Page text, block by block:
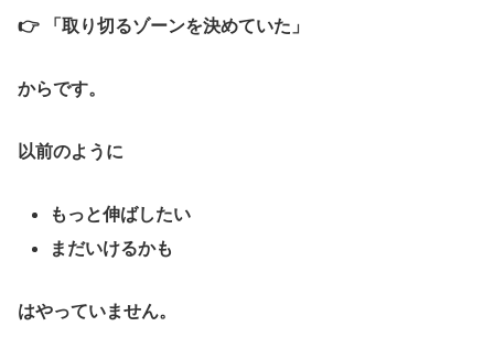
👉 「取り切るゾーンを決めていた」
からです。
以前のように
もっと伸ばしたい
まだいけるかも
はやっていません。